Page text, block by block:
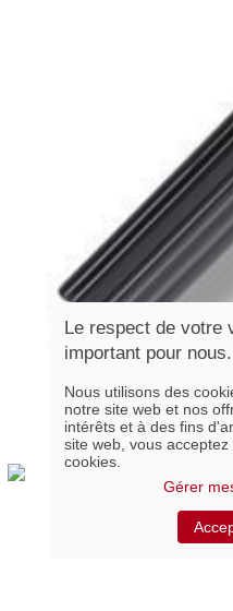
Le respect de votre
important pour nous.
Nous utilisons des
notre site web et nos
intérêts et à des fins
site web, vous
cookies.
Gérer